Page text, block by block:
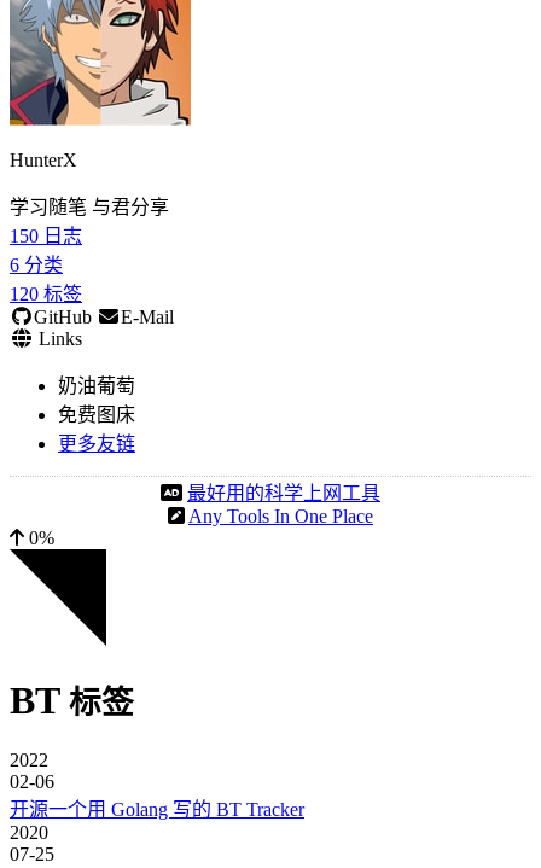
HunterX
学习随笔 与君分享
150 日志
6 分类
120 标签
GitHub
E-Mail
Links
奶油葡萄
免费图床
更多友链
最好用的科学上网工具
Any Tools In One Place
0%
BT 标签
2022
02-06
开源一个用 Golang 写的 BT Tracker
2020
07-25